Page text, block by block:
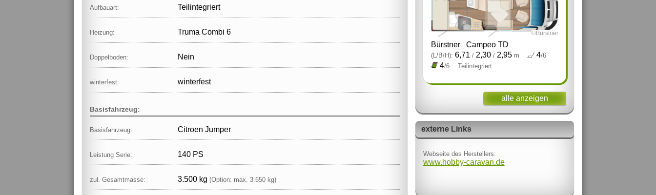
Aufbauart: Teilintegriert
Heizung: Truma Combi 6
Doppelboden: Nein
winterfest: winterfest
Basisfahrzeug:
Basisfahrzeug: Citroen Jumper
Leistung Serie: 140 PS
zul. Gesamtmasse: 3.500 kg (Option: max. 3.650 kg)
©Bürstner
Bürstner Campeo TD
(L/B/H): 6,71 /2,30 /2,95 m 4/6
4/6 Teilintegriert
alle anzeigen
externe Links
Webseite des Herstellers:
www.hobby-caravan.de